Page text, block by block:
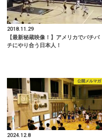
2018.11.29
【最新秘蔵映像！】アメリカでバチバ
チにやり合う日本人！
公開メルマガ
2024.12.8